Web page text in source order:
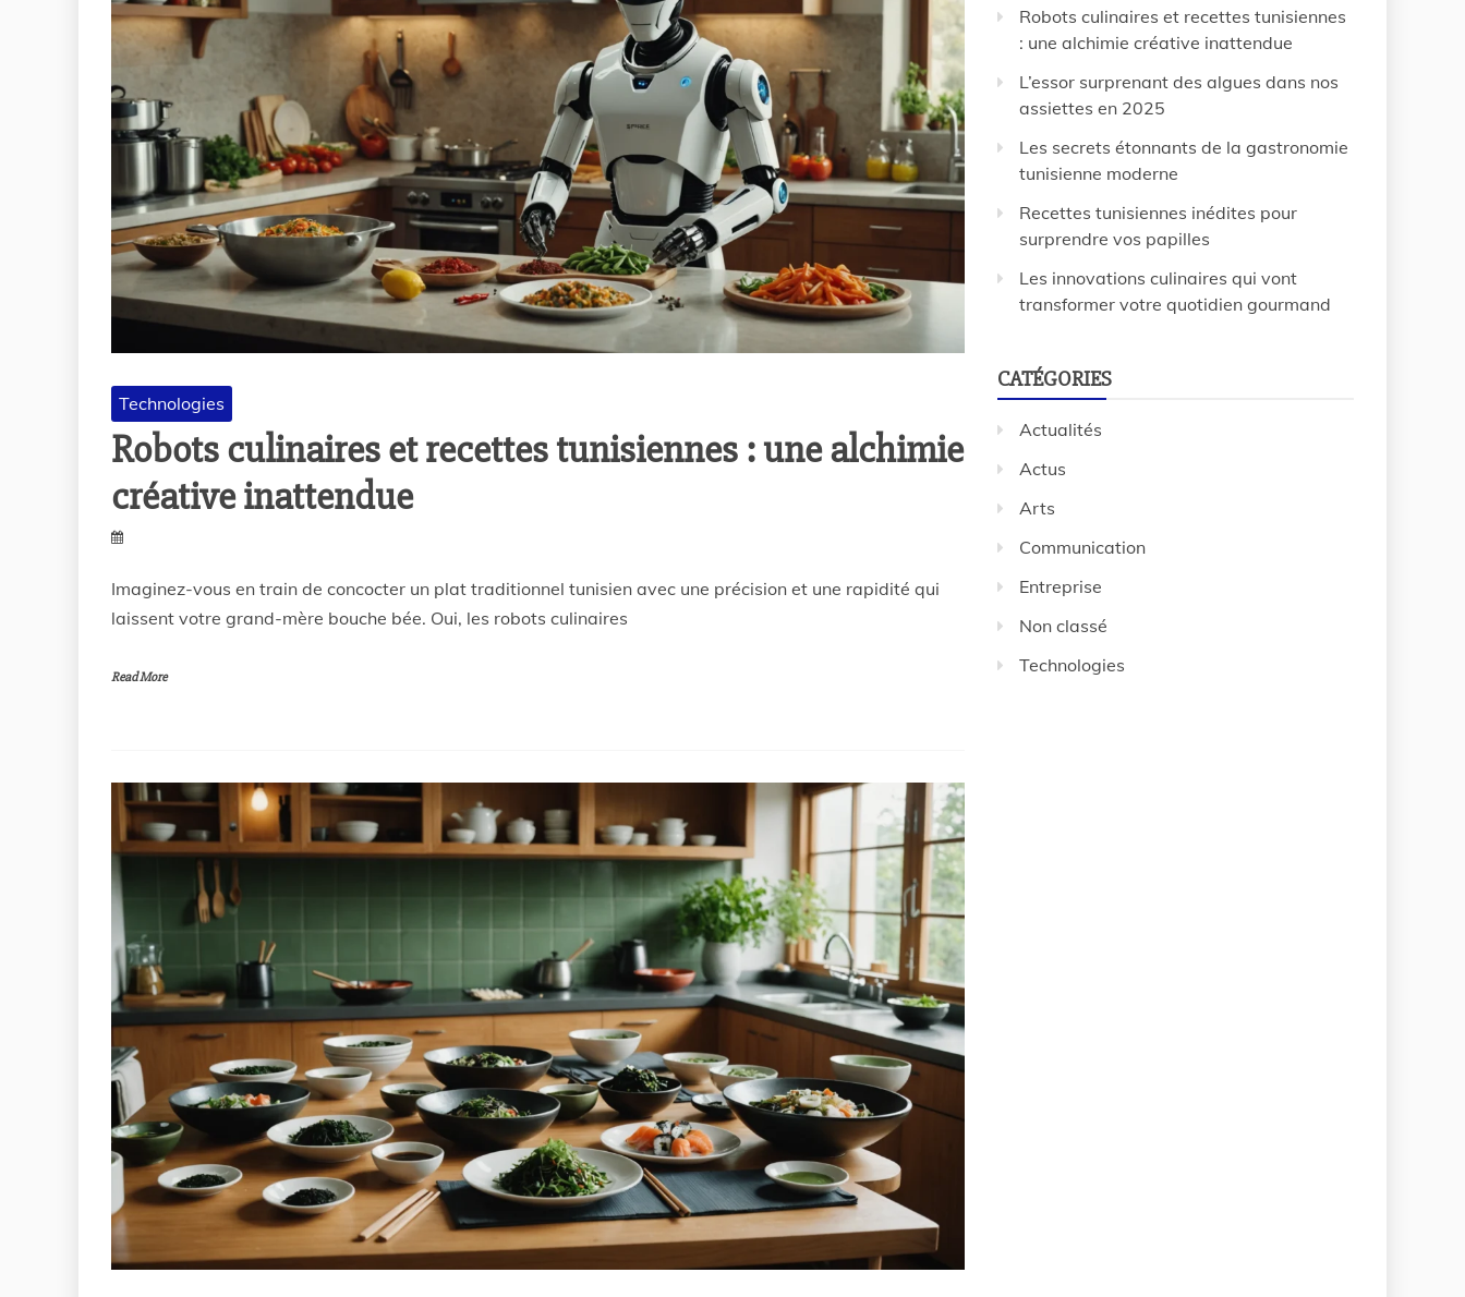
Technologies
Robots culinaires et recettes tunisiennes : une alchimie
créative inattendue
Imaginez-vous en train de concocter un plat traditionnel tunisien avec une précision et une rapidité qui
laissent votre grand-mère bouche bée. Oui, les robots culinaires
Read More
Robots culinaires et recettes tunisiennes
: une alchimie créative inattendue
L’essor surprenant des algues dans nos
assiettes en 2025
Les secrets étonnants de la gastronomie
tunisienne moderne
Recettes tunisiennes inédites pour
surprendre vos papilles
Les innovations culinaires qui vont
transformer votre quotidien gourmand
CATÉGORIES
Actualités
Actus
Arts
Communication
Entreprise
Non classé
Technologies